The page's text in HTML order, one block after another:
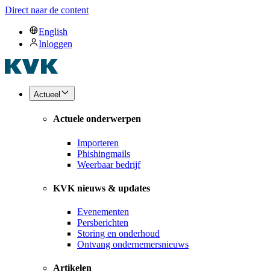
Direct naar de content
English
Inloggen
Actueel
Actuele onderwerpen
Importeren
Phishingmails
Weerbaar bedrijf
KVK nieuws & updates
Evenementen
Persberichten
Storing en onderhoud
Ontvang ondernemersnieuws
Artikelen